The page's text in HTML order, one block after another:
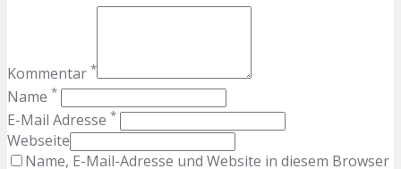
Kommentar *
Name *
E-Mail Adresse *
Webseite
Name, E-Mail-Adresse und Website in diesem Browser